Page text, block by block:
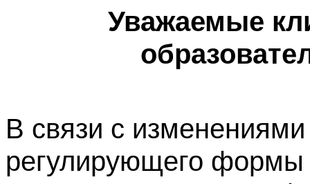
Уважаемые
В связи с изменениями
регулирующего формы